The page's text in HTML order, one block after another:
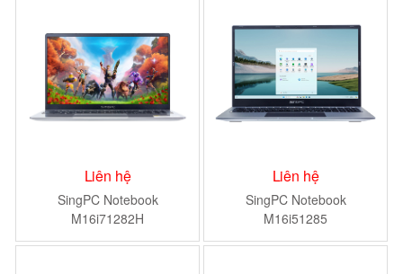
Liên hệ
SingPC Notebook
M16i71282H
Liên hệ
SingPC Notebook
M16i51285